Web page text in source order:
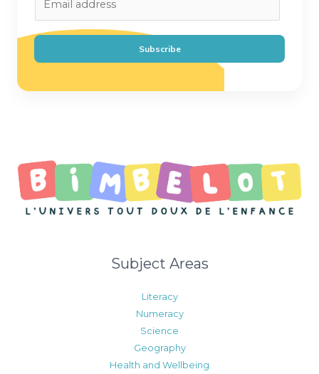
l
Subscribe
Subject Areas
Literacy
Numeracy
Science
Geography
Health and Wellbeing